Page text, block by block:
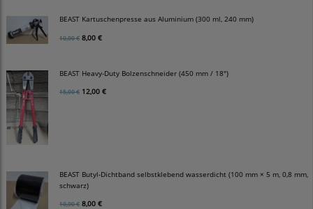
BEAST Kartuschenpresse aus Aluminium (300 ml, 240 mm)
10,00 € 8,00 €
BEAST Heavy-Duty Bolzenschneider (450 mm / 18")
15,00 € 12,00 €
BEAST Butyl-Dichtband selbstklebend wasserdicht (100 mm × 5 m, 0,8 mm,
schwarz)
10,00 € 8,00 €